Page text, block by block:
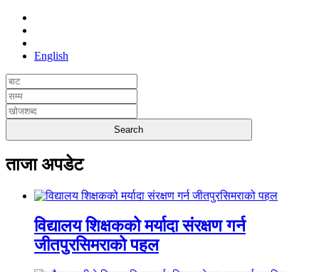
English
ताजा अपडेट
विद्यालय शिक्षकको मर्यादा संरक्षण गर्न
जीतपुरसिमराको पहल